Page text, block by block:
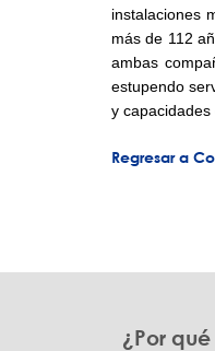
instalaciones
más de 112
ambas
estupendo
y
Regresar a
¿Por